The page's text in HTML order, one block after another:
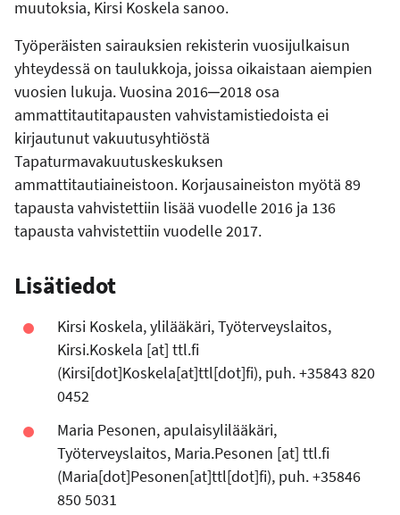
muutoksia, Kirsi Koskela sanoo.
Työperäisten sairauksien rekisterin vuosijulkaisun
yhteydessä on taulukkoja, joissa oikaistaan aiempien
vuosien lukuja. Vuosina 2016─2018 osa
ammattitautitapausten vahvistamistiedoista ei
kirjautunut vakuutusyhtiöstä
Tapaturmavakuutuskeskuksen
ammattitautiaineistoon. Korjausaineiston myötä 89
tapausta vahvistettiin lisää vuodelle 2016 ja 136
tapausta vahvistettiin vuodelle 2017.
Lisätiedot
Kirsi Koskela, ylilääkäri, Työterveyslaitos,
Kirsi.Koskela [at]ttl.fi
(Kirsi[dot]Koskela[at]ttl[dot]fi), puh. +35843 820
0452
Maria Pesonen, apulaisylilääkäri,
Työterveyslaitos, Maria.Pesonen [at]ttl.fi
(Maria[dot]Pesonen[at]ttl[dot]fi), puh. +35846
850 5031